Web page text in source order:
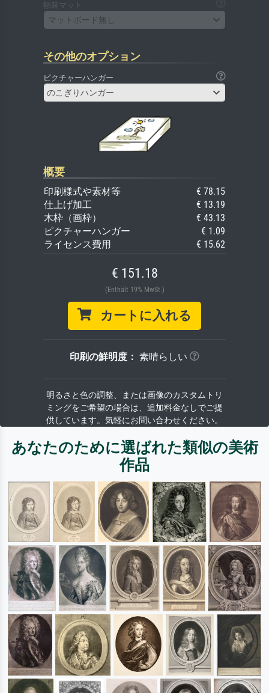
額装マット
マットボード無し
その他のオプション
ピクチャーハンガー
のこぎりハンガー
概要
印刷様式や素材等
€ 78.15
仕上げ加工
€ 13.19
木枠（画枠）
€ 43.13
ピクチャーハンガー
€ 1.09
ライセンス費用
€ 15.62
€ 151.18
(Enthält 19% MwSt.)
カートに入れる
印刷の鮮明度： 素晴らしい
明るさと色の調整、または画像のカスタムトリ
ミングをご希望の場合は、追加料金なしでご提
供しています。気軽にお問い合わせください。
あなたのために選ばれた類似の美術
作品